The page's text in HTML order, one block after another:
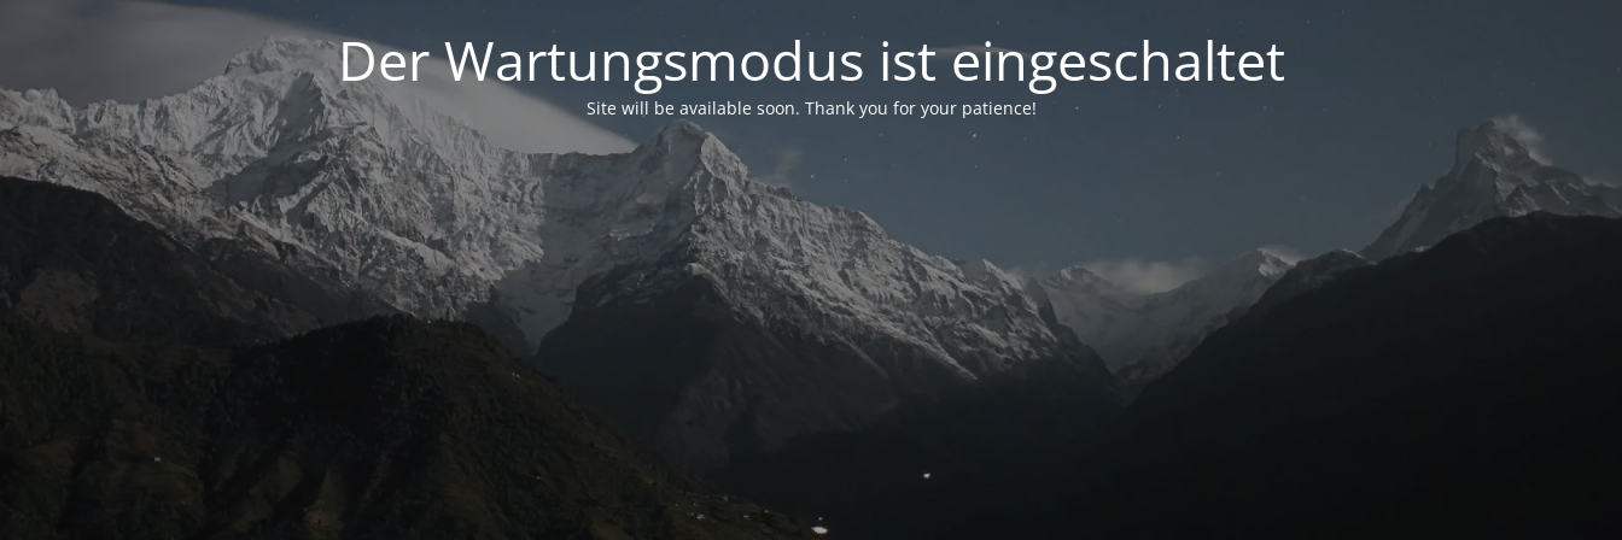
Der Wartungsmodus ist eingeschaltet
Site will be available soon. Thank you for your patience!